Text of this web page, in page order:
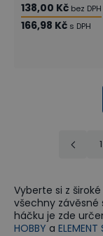
138,00 Kč bez DPH
166,98 Kč s DPH
1
Vyberte si z
všechny závěsné
háčku je zde
HOBBY a ELEMENT